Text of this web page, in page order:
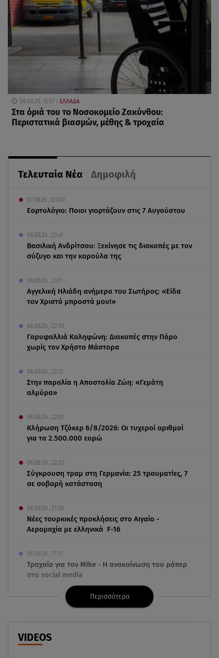
Τελευταία Νέα Δημοφιλή
07.08.26 , 03:00
Εορτολόγιο: Ποιοι γιορτάζουν στις 7 Αυγούστου
06.08.26 , 23:41
Βασιλική Ανδρίτσου: Ξεκίνησε τις διακοπές με τον
σύζυγο και την κορούλα της
06.08.26 , 23:11
Αγγελική Ηλιάδη ανήμερα του Σωτήρος: «Είδα
τον Χριστό μπροστά μου!»
06.08.26 , 22:39
Γαρυφαλλιά Καληφώνη: Διακοπές στην Πάρο
χωρίς τον Χρήστο Μάστορα
06.08.26 , 22:12
Στην παραλία η Αποστολία Ζώη: «Γεμάτη
αλμύρα»
06.08.26 , 22:10
Κλήρωση Τζόκερ 6/8/2026: Οι τυχεροί αριθμοί
για τα 2.500.000 ευρώ
06.08.26 , 22:02
Σύγκρουση τραμ στη Γερμανία: 25 τραυματίες, 7
σε σοβαρή κατάσταση
06.08.26 , 21:59
Νέες τουρκικές προκλήσεις στο Αιγαίο -
Αερομαχία με ελληνικά F-16
06.08.26 , 21:31
Τροχαίο για τον Mike - Η ανακοίνωση του ράπερ
στα social media
Ισραήλ - Κύπρος - Κρήτη: Το μεγαλύτερο
υποθαλάσσιο καλώδιο στον κόσμο
06.08.26 , 21:07
Περισσότερα
VIDEOS
06.08.26, 15:57 ΕΛΛΑΔΑ
Στα όριά του το Νοσοκομείο Ζακύνθου:
Περιστατικά βιασμών, μέθης & τροχαία